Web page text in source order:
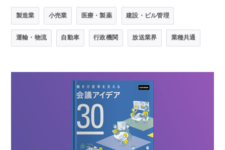
製造業 小売業 医療・製薬 建設・ビル管理
運輸・物流 自動車 行政機関 放送業界 業種共通